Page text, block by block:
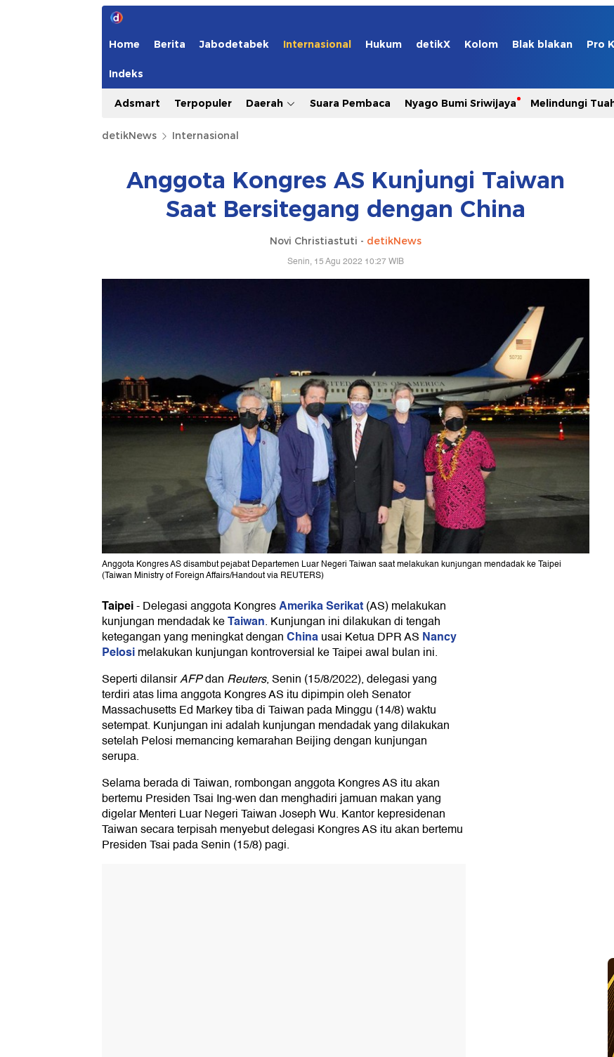
Home Berita Jabodetabek Internasional Hukum detikX Kolom Blak blakan Pro
Indeks
Adsmart Terpopuler Daerah Suara Pembaca Nyago Bumi Sriwijaya Melindungi
detikNews Internasional
Anggota Kongres AS Kunjungi Taiwan
Saat Bersitegang dengan China
Novi Christiastuti - detikNews
Senin, 15 Agu 2022 10:27 WIB
Anggota Kongres AS disambut pejabat Departemen Luar Negeri Taiwan saat melakukan kunjungan mendadak ke Taipei
(Taiwan Ministry of Foreign Affairs/Handout via REUTERS)
Taipei-Delegasi anggota KongresAmerika Serikat(AS) melakukan
kunjungan mendadak keTaiwan. Kunjungan ini dilakukan di tengah
ketegangan yang meningkat denganChinausai Ketua DPR AS Nancy
Pelosimelakukan kunjungan kontroversial ke Taipei awal bulan ini.
Seperti dilansirAFPdan Reuters, Senin (15/8/2022), delegasi yang
terdiri atas lima anggota Kongres AS itu dipimpin oleh Senator
Massachusetts Ed Markey tiba di Taiwan pada Minggu (14/8) waktu
setempat. Kunjungan ini adalah kunjungan mendadak yang dilakukan
setelah Pelosi memancing kemarahan Beijing dengan kunjungan
serupa.
Selama berada di Taiwan, rombongan anggota Kongres AS itu akan
bertemu Presiden Tsai Ing-wen dan menghadiri jamuan makan yang
digelar Menteri Luar Negeri Taiwan Joseph Wu. Kantor kepresidenan
Taiwan secara terpisah menyebut delegasi Kongres AS itu akan bertemu
Presiden Tsai pada Senin (15/8) pagi.